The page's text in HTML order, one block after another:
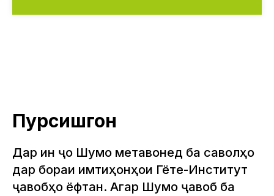
Пурсишгон
Дар ин ҷо Шумо метавонед ба саволҳо
дар бораи имтиҳонҳои Гёте-Институт
ҷавобҳо ёфтан. Агар Шумо ҷавоб ба